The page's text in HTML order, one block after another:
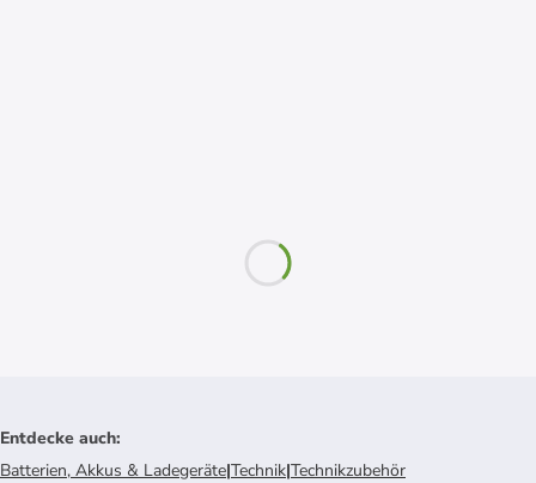
Entdecke auch:
Batterien, Akkus & Ladegeräte|Technik|Technikzubehör